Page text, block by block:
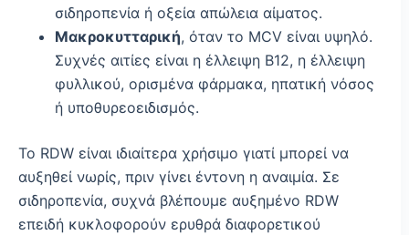
σιδηροπενία ή οξεία απώλεια αίματος.
Μακροκυτταρική, όταν το MCV είναι υψηλό.
Συχνές αιτίες είναι η έλλειψη Β12, η έλλειψη
φυλλικού, ορισμένα φάρμακα, ηπατική νόσος
ή υποθυρεοειδισμός.
Το RDW είναι ιδιαίτερα χρήσιμο γιατί μπορεί να
αυξηθεί νωρίς, πριν γίνει έντονη η αναιμία. Σε
σιδηροπενία, συχνά βλέπουμε αυξημένο RDW
επειδή κυκλοφορούν ερυθρά διαφορετικού